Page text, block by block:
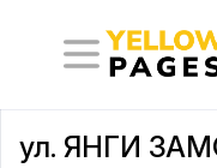
ул. ЯНГИ